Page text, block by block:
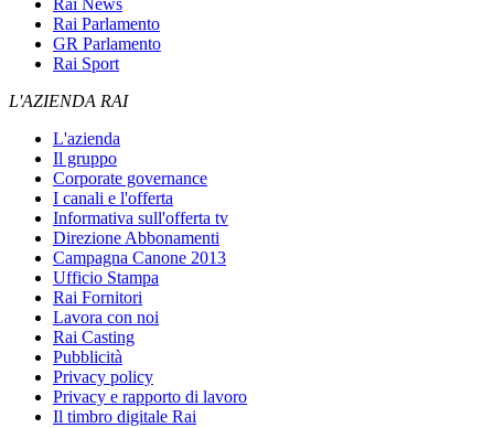
Rai News
Rai Parlamento
GR Parlamento
Rai Sport
L'AZIENDA RAI
L'azienda
Il gruppo
Corporate governance
I canali e l'offerta
Informativa sull'offerta tv
Direzione Abbonamenti
Campagna Canone 2013
Ufficio Stampa
Rai Fornitori
Lavora con noi
Rai Casting
Pubblicità
Privacy policy
Privacy e rapporto di lavoro
Il timbro digitale Rai